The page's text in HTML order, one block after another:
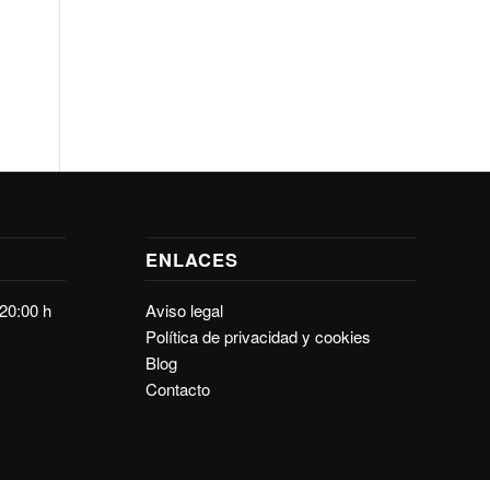
h
ENLACES
Aviso legal
Política de privacidad y cookies
Blog
Contacto